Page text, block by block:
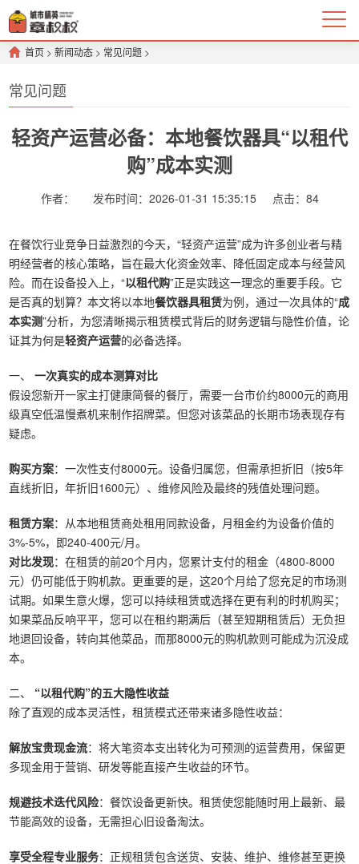
首页 >新闻动态 > 常见问题 >
常见问题
轻资产运营必备：本地餐饮器具“以租代
购”成本实测
作者： 发布时间：2026-01-31 15:35:15 点击： 84
在餐饮行业竞争日益激烈的今天，“轻资产运营”成为许多创业者与精
明经营者的核心策略，旨在最大化资金效率、降低固定成本与经营风
险。而在设备投入上，“以租代购”正是实践这一理念的重要手段。它
是否真的划算？本文将以本地餐饮器具租赁为例，通过一次具体的“成
本实测”分析，为您清晰揭示租赁模式背后的财务逻辑与隐性价值，论
证其为何是轻资产运营的必备选择。
一、一次真实的成本测算对比
假设您新开一家主打健康简餐的餐厅，需要一台市价约8000元的商用
级真空低温慢煮机来制作招牌菜。但您对该菜品的长期市场表现存有
疑虑。
购买方案：一次性支付8000元。设备归属您，但需承担折旧（按5年
直线折旧，年折旧1600元）、维修风险及最终的残值处理问题。
租赁方案：从本地租赁商处租用同款设备，月租金约为设备价值的
3%-5%，即240-400元/月。
对比发现：在租赁的前20个月内，您累计支付的租金（4800-8000
元）仍可能低于购机款。更重要的是，这20个月给了您充足的市场测
试期。如果生意火爆，您可以持续租赁或选择在更有利的时机购买；
如果菜品反响平平，您可以在租约期满后（甚至短期租赁后）无负担
地退回设备，转向其他菜品，而那8000元的购机款则可能成为沉没成
本。
二、 “以租代购”的五大隐性收益
除了直观的成本灵活性，租赁模式还带来诸多隐性收益：
解放宝贵现金流：将大笔资本支出转化为可预测的运营费用，保留更
多现金用于营销、研发等能直接产生收益的环节。
规避技术迭代风险：餐饮设备更新快。租赁使您能随时用上最新、最
节能高效的设备，无需担心旧设备淘汰。
享受全程专业服务：正规租赁包含送货、安装、维护、维修甚至更换